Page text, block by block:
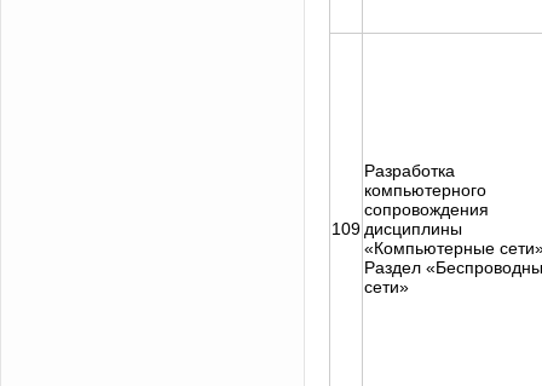
109
Разработка
компьютерного
сопровождения
дисциплины
«Компьютерные
Раздел
сети»